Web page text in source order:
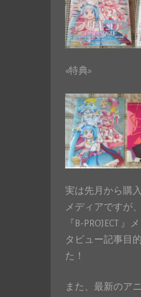
«特典»
実は先月から購
メディアですが
『B-PROJECT 』
タビュー記事目
た！
また、最新のア